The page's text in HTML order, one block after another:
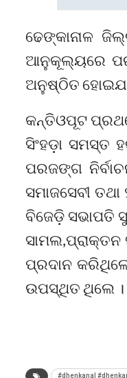
ଢେଙ୍କାନାଳ
ଆନୁକୂଲ୍ୟରେ
ଅନୁଷ୍ଠିତ
କନ୍ତିଓପୂଟ
ସିଂହଡ଼ା ସମସ୍ତ
ପରଜଙ୍ଗ
ସମାଜସେବୀ
ବିଜେଡ଼ି ସଭାପତି
ପ୍ରଦାନ
ଉପସ୍ଥିତ ଥିଲେ ।
#dhenkanal